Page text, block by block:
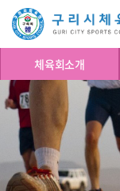
체육회소개